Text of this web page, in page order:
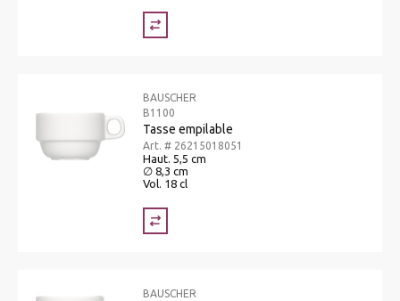
BAUSCHER
B1100
Tasse empilable
Art. # 26215018051
Haut. 5,5 cm
∅ 8,3 cm
Vol. 18 cl
BAUSCHER